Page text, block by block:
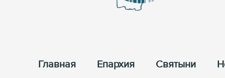
Главная Епархия Cвятыни